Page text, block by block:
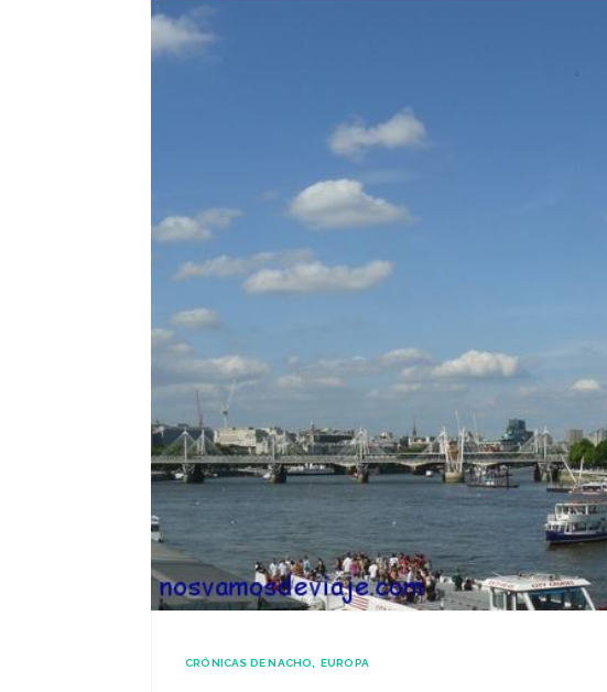
CRÓNICAS DE NACHO EUROPA